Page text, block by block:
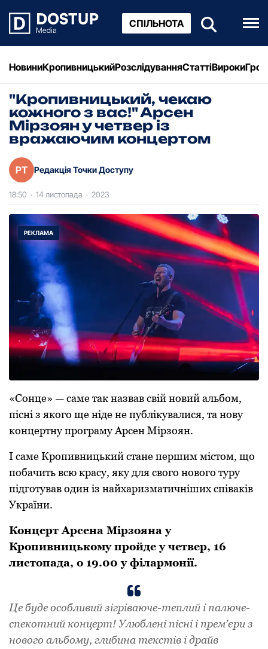
СПІЛЬНОТА
НовиниКропивницькийРозслідуванняСтаттіВироки
"Кропивницький, чекаю
кожного з вас!" Арсен
Мірзоян у четвер із
вражаючим концертом
РТ Редакція Точки Доступу
18:50 · 14 листопада · 2023
«Сонце» — саме так назвав свій новий альбом,
пісні з якого ще ніде не публікувалися, та нову
концертну програму Арсен Мірзоян.
І саме Кропивницький стане першим містом, що
побачить всю красу, яку для свого нового туру
підготував один із найхаризматичніших співаків
України.
Концерт Арсена Мірзояна у
Кропивницькому пройде у четвер, 16
листопада, о 19.00 у філармонії.
Це буде особливий зігріваюче-теплий і палюче-
спекотний концерт! Улюблені пісні і прем’єри з
нового альбому, глибина текстів і драйв